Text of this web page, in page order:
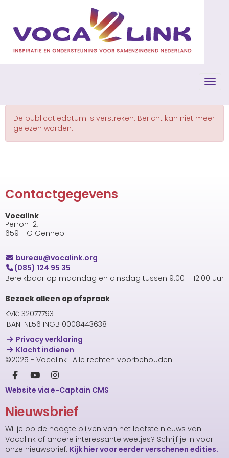
De publicatiedatum is verstreken. Bericht kan niet meer
gelezen worden.
Contactgegevens
Vocalink
Perron 12,
6591 TG Gennep
uaerub@vocalink.org
(085) 124 95 35
Bereikbaar op maandag en dinsdag tussen 9:00 – 12:00 uur
Bezoek alleen op afspraak
KVK: 32077793
IBAN: NL56 INGB 0008443638
Privacy verklaring
Klacht indienen
©2025 - Vocalink | Alle rechten voorbehouden
Website via e-Captain CMS
Nieuwsbrief
Wil je op de hoogte blijven van het laatste nieuws van
Vocalink of andere interessante weetjes? Schrijf je in voor
onze nieuwsbrief. Kijk hier voor eerder verschenen edities.